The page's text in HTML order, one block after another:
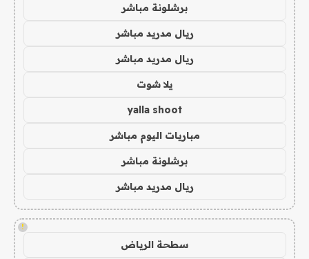
برشلونة مباشر
ريال مدريد مباشر
ريال مدريد مباشر
يلا شوت
yalla shoot
مباريات اليوم مباشر
برشلونة مباشر
ريال مدريد مباشر
!
سطحة الرياض